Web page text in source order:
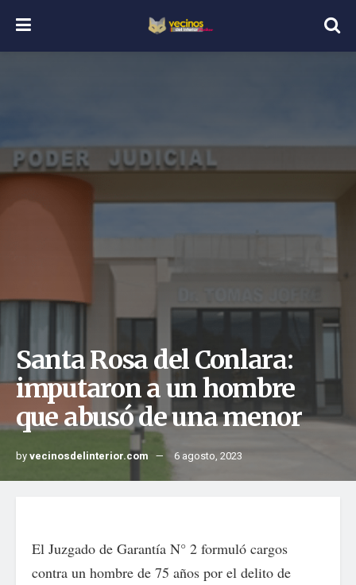
Santa Rosa del Conlara:
imputaron a un hombre
que abusó de una menor
byvecinosdelinterior.com 6 agosto, 2023
El Juzgado de Garantía N° 2 formuló cargos
contra un hombre de 75 años por el delito de